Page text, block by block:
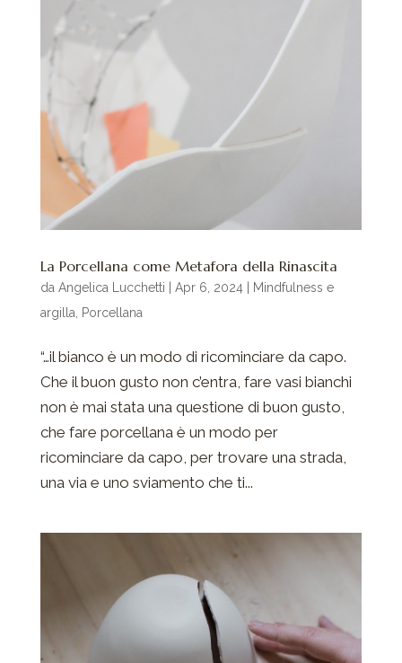
La Porcellana come Metafora della Rinascita
da Angelica Lucchetti Apr 6, 2024|
Mindfulness e
argilla, Porcellana
“…il bianco è un modo di ricominciare da capo.
Che il buon gusto non c’entra, fare vasi bianchi
non è mai stata una questione di buon gusto,
che fare porcellana è un modo per
ricominciare da capo, per trovare una strada,
una via e uno sviamento che ti...